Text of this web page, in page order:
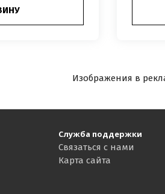
Изображения в
Служба поддержки
Связаться с нами
Карта сайта